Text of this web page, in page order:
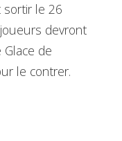
sortir le 26
devront
de
le contrer.